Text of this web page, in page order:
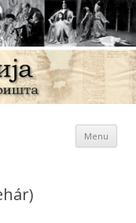
СрпскогMenu